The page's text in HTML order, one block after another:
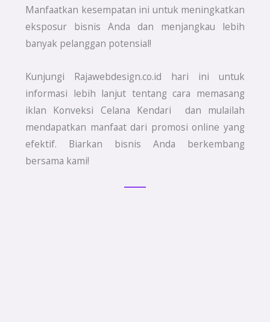
Manfaatkan kesempatan ini untuk meningkatkan
eksposur bisnis Anda dan menjangkau lebih
banyak pelanggan potensial!
Kunjungi Rajawebdesign.co.id hari ini untuk
informasi lebih lanjut tentang cara memasang
iklan Konveksi Celana Kendari dan mulailah
mendapatkan manfaat dari promosi online yang
efektif. Biarkan bisnis Anda berkembang
bersama kami!